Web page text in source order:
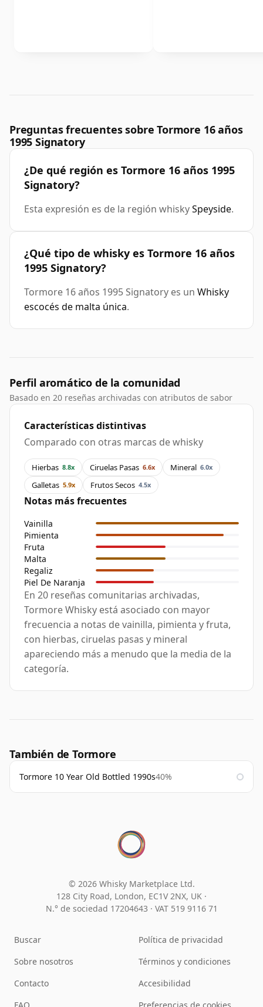
Preguntas frecuentes sobre Tormore 16 años
1995 Signatory
¿De qué región es Tormore 16 años 1995
Signatory?
Esta expresión es de la región whiskySpeyside.
¿Qué tipo de whisky es Tormore 16 años
1995 Signatory?
Tormore 16 años 1995 Signatory es un Whisky
escocés de malta única.
Perfil aromático de la comunidad
Basado en 20 reseñas archivadas con atributos de sabor
Características distintivas
Comparado con otras marcas de whisky
Hierbas 8.8x Ciruelas Pasas 6.6x Mineral 6.0x
Galletas 5.9x Frutos Secos 4.5x
Notas más frecuentes
Vainilla
Pimienta
Fruta
Malta
Regaliz
Piel De Naranja
En 20 reseñas comunitarias archivadas,
Tormore Whisky está asociado con mayor
frecuencia a notas de vainilla, pimienta y fruta,
con hierbas, ciruelas pasas y mineral
apareciendo más a menudo que la media de la
categoría.
También de Tormore
Tormore 10 Year Old Bottled 1990s40%
© 2026 Whisky Marketplace Ltd.
128 City Road, London, EC1V 2NX, UK ·
N.° de sociedad 17204643 · VAT 519 9116 71
Buscar
Sobre nosotros
Contacto
Política de privacidad
Términos y condiciones
Accesibilidad